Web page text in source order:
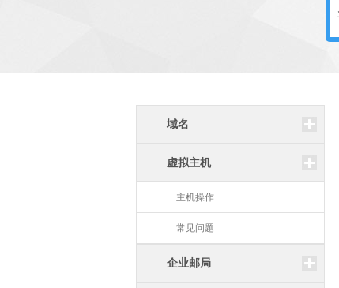
域名
虚拟主机
主机操作
常见问题
企业邮局